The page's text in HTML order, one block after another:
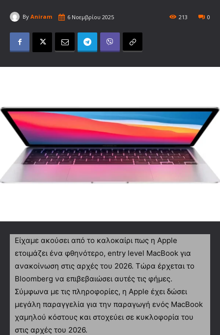
By Aniram 6 Νοεμβρίου 2025 0
213
Είχαμε ακούσει από το καλοκαίρι πως η Apple
ετοιμάζει ένα φθηνότερο, entry level MacBook για
ανακοίνωση στις αρχές του 2026. Τώρα έρχεται το
Bloomberg να επιβεβαιώσει αυτές τις φήμες.
Σύμφωνα με τις πληροφορίες, η Apple έχει δώσει
μεγάλη παραγγελία για την παραγωγή ενός MacBook
χαμηλού κόστους και στοχεύει σε κυκλοφορία του
στις αρχές του 2026.